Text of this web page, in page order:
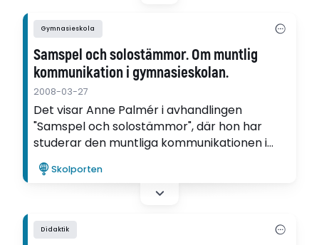
Gymnasieskola
Samspel och solostämmor. Om muntlig
kommunikation i gymnasieskolan.
2008-03-27
Det visar Anne Palmér i avhandlingen
"Samspel och solostämmor", där hon har
studerar den muntliga kommunikationen i
svenska och karaktärsämnen på
yrkesförberedande program i
Skolporten
Didaktik